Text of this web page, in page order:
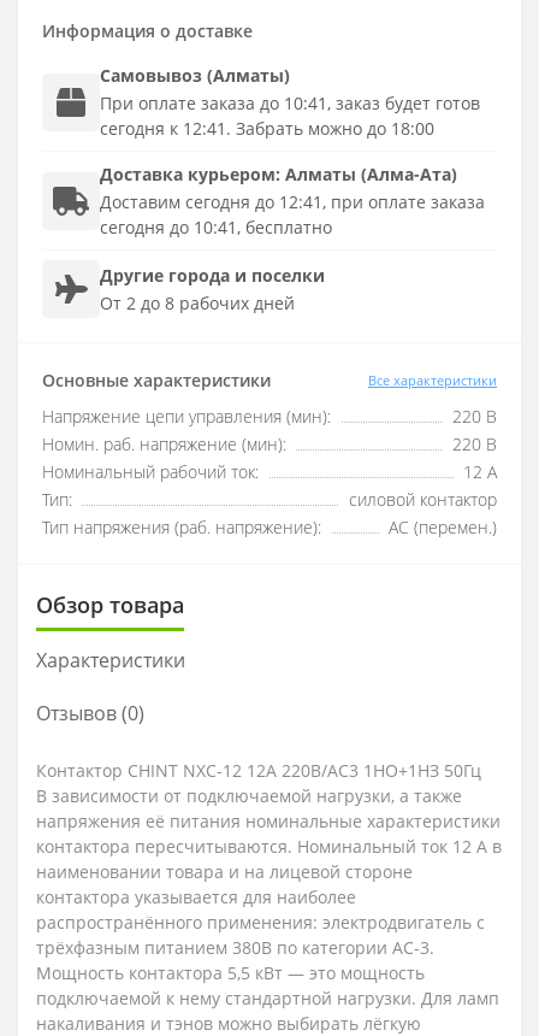
Информация о доставке
Самовывоз (Алматы)
При оплате заказа до 10:41, заказ будет готов
сегодня к 12:41. Забрать можно до 18:00
Доставка курьером: Алматы (Алма-Ата)
Доставим сегодня до 12:41, при оплате заказа
сегодня до 10:41, бесплатно
Другие города и поселки
От 2 до 8 рабочих дней
Основные характеристики Все характеристики
Напряжение цепи управления (мин):
220 В
Номин. раб. напряжение (мин):
220 В
Номинальный рабочий ток:
12 А
Тип:
силовой контактор
Тип напряжения (раб. напряжение):
AC (перемен.)
Обзор товара
Характеристики
Отзывов (0)
Контактор CHINT NXC-12 12A 220В/АС3 1НО+1НЗ 50Гц
В зависимости от подключаемой нагрузки, а также
напряжения её питания номинальные характеристики
контактора пересчитываются. Номинальный ток 12 А в
наименовании товара и на лицевой стороне
контактора указывается для наиболее
распространённого применения: электродвигатель с
трёхфазным питанием 380В по категории АС-3.
Мощность контактора 5,5 кВт — это мощность
подключаемой к нему стандартной нагрузки. Для ламп
накаливания и тэнов можно выбирать лёгкую